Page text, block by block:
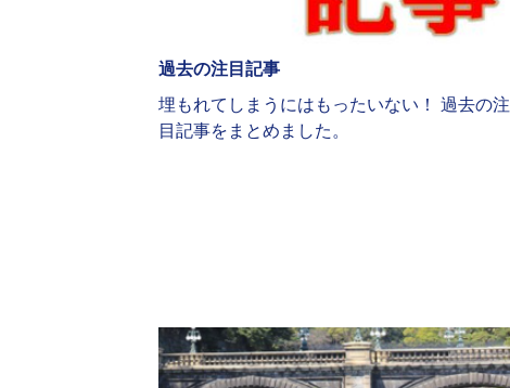
過去の注目記事
埋もれてしまうにはもったいない！ 過去の注
目記事をまとめました。